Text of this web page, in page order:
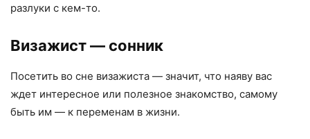
разлуки с кем-то.
Визажист— сонник
Посетить во сне визажиста — значит, что наяву вас
ждет интересное или полезное знакомство, самому
быть им — к переменам в жизни.